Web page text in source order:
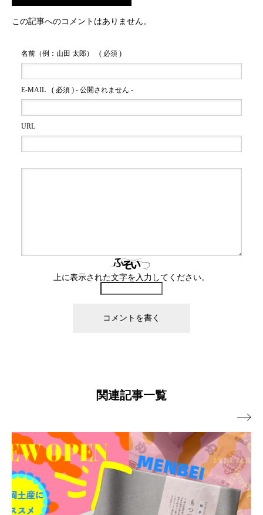
この記事へのコメントはありません。
名前（例：山田 太郎） ( 必須 )
E-MAIL ( 必須 ) - 公開されません -
URL
上に表示された文字を入力してください。
関連記事一覧
